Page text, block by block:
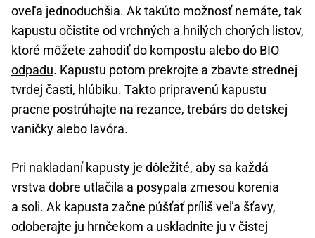
oveľa jednoduchšia. Ak takúto možnosť nemáte, tak
kapustu očistite od vrchných a hnilých chorých listov,
ktoré môžete zahodiť do kompostu alebo do BIO
odpadu. Kapustu potom prekrojte a zbavte strednej
tvrdej časti, hlúbiku. Takto pripravenú kapustu
pracne postrúhajte na rezance, trebárs do detskej
vaničky alebo lavóra.
Pri nakladaní kapusty je dôležité, aby sa každá
vrstva dobre utlačila a posypala zmesou korenia
a soli. Ak kapusta začne púšťať príliš veľa šťavy,
odoberajte ju hrnčekom a uskladnite ju v čistej